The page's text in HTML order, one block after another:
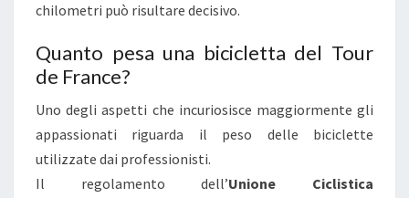
C
C
E
T
T
E
chilometri può risultare decisivo.
Quanto pesa una bicicletta del Tour
de France?
Uno degli aspetti che incuriosisce maggiormente gli
appassionati riguarda il peso delle biciclette
utilizzate dai professionisti.
Il regolamento dell’Unione Ciclistica